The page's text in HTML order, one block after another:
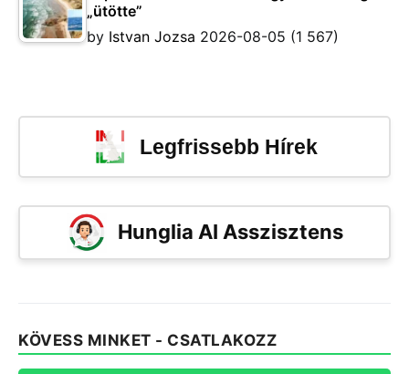
„ütötte”
by Istvan Jozsa 2026-08-05 (1 567)
Legfrissebb Hírek
Hunglia AI Asszisztens
KÖVESS MINKET - CSATLAKOZZ